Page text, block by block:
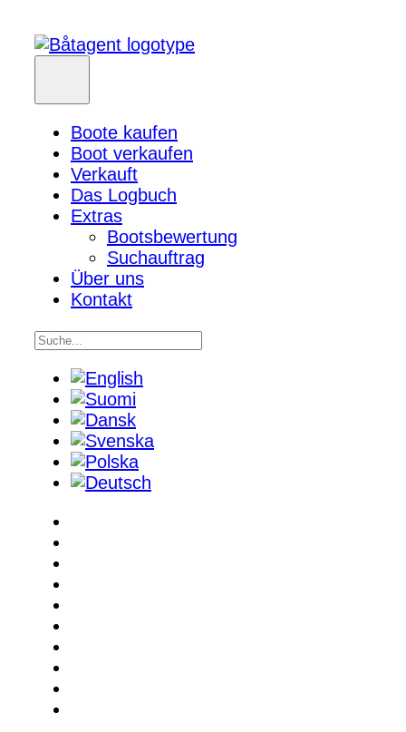
Boote kaufen
Boot verkaufen
Verkauft
Das Logbuch
Extras
Bootsbewertung
Suchauftrag
Über uns
Kontakt